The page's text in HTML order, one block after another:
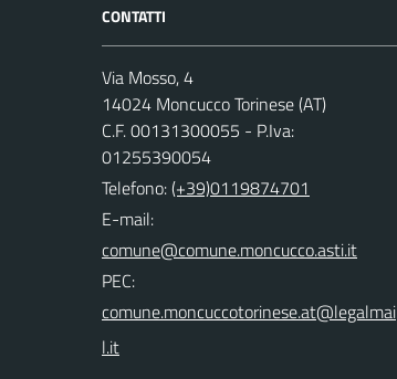
CONTATTI
Via Mosso, 4
14024 Moncucco Torinese (AT)
C.F. 00131300055 - P.Iva:
01255390054
Telefono:(+39)0119874701
E-mail:
comune@comune.moncucco.asti.it
PEC:
comune.moncuccotorinese.at@legalmai
l.it